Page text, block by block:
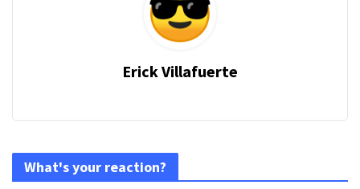
Erick Villafuerte
What's your reaction?